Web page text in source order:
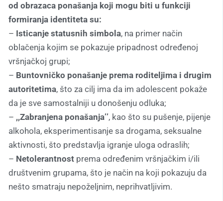
od obrazaca ponašanja koji mogu biti u funkciji
formiranja identiteta su:
– Isticanje statusnih simbola, na primer način
oblačenja kojim se pokazuje pripadnost određenoj
vršnjačkoj grupi;
– Buntovničko ponašanje prema roditeljima i drugim
autoritetima, što za cilj ima da im adolescent pokaže
da je sve samostalniji u donošenju odluka;
– ,,Zabranjena ponašanja’’, kao što su pušenje, pijenje
alkohola, eksperimentisanje sa drogama, seksualne
aktivnosti, što predstavlja igranje uloga odraslih;
– Netolerantnost prema određenim vršnjačkim i/ili
društvenim grupama, što je način na koji pokazuju da
nešto smatraju nepoželjnim, neprihvatljivim.